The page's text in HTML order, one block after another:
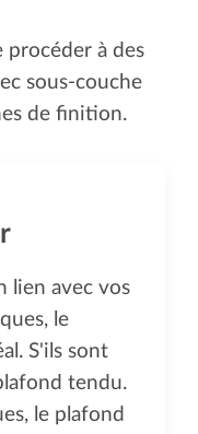
procéder à des
sous-couche
de finition.
lien avec vos
le
S'ils sont
tendu.
le plafond